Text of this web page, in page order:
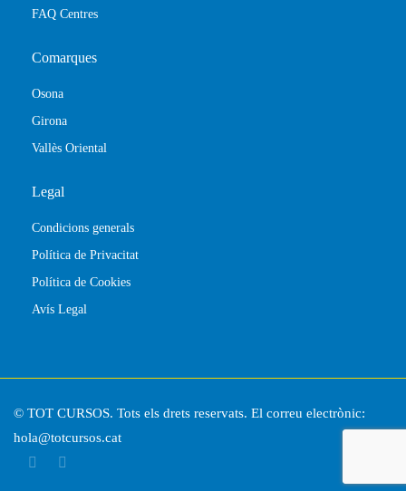
FAQ Centres
Comarques
Osona
Girona
Vallès Oriental
Legal
Condicions generals
Política de Privacitat
Política de Cookies
Avís Legal
© TOT CURSOS. Tots els drets reservats. El correu electrònic:
hola@totcursos.cat